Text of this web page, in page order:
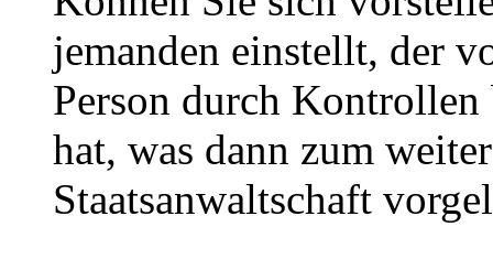
jemanden einstellt, der
Person durch
hat, was dann zum
Staatsanwaltschaft